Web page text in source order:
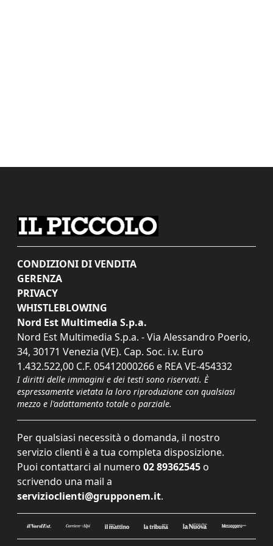
CONDIZIONI DI VENDITA
GERENZA
PRIVACY
WHISTLEBLOWING
Nord Est Multimedia S.p.a.
Nord Est Multimedia S.p.a. - Via Alessandro Poerio,
34, 30171 Venezia (VE). Cap. Soc. i.v. Euro
1.432.522,00 C.F. 05412000266 e REA VE-454332
I diritti delle immagini e dei testi sono riservati. È
espressamente vietata la loro riproduzione con qualsiasi
mezzo e l'adattamento totale o parziale.
Per qualsiasi necessità o domanda, il nostro
servizio clienti è a tua completa disposizione.
Puoi contattarci al numero 02 89362545 o
scrivendo una mail a
servizioclienti@grupponem.it.